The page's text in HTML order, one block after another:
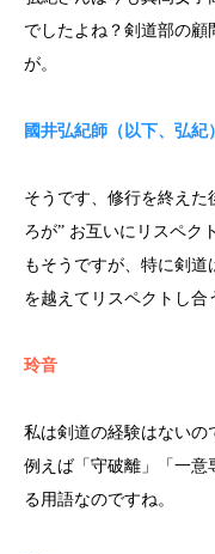
でしたよね？剣道部の
が。
國井弘紀師（以下、 弘紀）
そうです、修行を終えた
ろが” お互いにリスペク
もそうですが、特に剣
を越えてリスペクトし合
玲音
私は剣道の経験はないの
例えば「守破離」「一意
る用語なのですね。